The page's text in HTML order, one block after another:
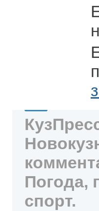
Погода,
спорт.